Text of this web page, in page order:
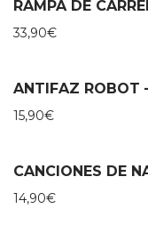
RAMPA DE
33,90€
ANTIFAZ ROBOT
15,90€
CANCIONES DE
14,90€